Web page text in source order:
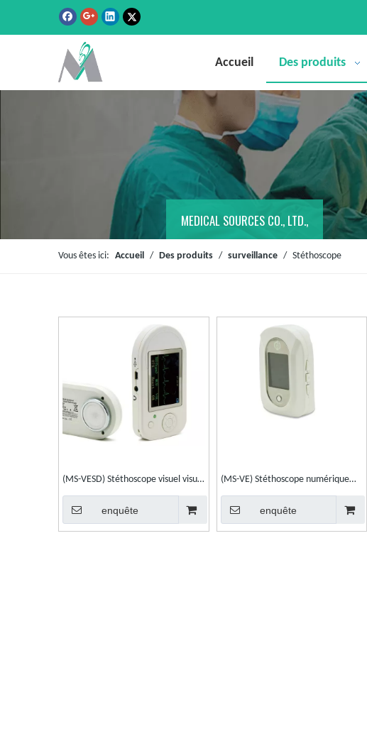
Accueil Des produits
MEDICAL SOURCES CO., LTD.,
Vous êtes ici: Accueil / Des produits / surveillance / Stéthoscope
(MS-VESD) Stéthoscope visuel visuel
médical Stéthoscope électronique
visuel
enquête
(MS-VE) Stéthoscope numérique
Stéthoscope électronique visuel
multifonctionnel
enquête